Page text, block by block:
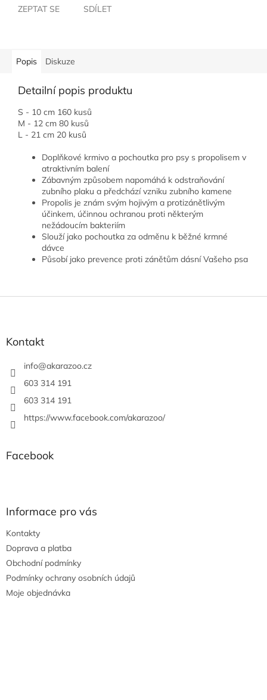
ZEPTAT SE SDÍLET
Popis Diskuze
Detailní popis produktu
S - 10 cm 160 kusů
M - 12 cm 80 kusů
L - 21 cm 20 kusů
Doplňkové krmivo a pochoutka pro psy s propolisem v
atraktivním balení
Zábavným způsobem napomáhá k odstraňování
zubního plaku a předchází vzniku zubního kamene
Propolis je znám svým hojivým a protizánětlivým
účinkem, účinnou ochranou proti některým
nežádoucím bakteriím
Slouží jako pochoutka za odměnu k běžné krmné
dávce
Působí jako prevence proti zánětům dásní Vašeho psa
Kontakt
info@akarazoo.cz
603 314 191
603 314 191
https://www.facebook.com/akarazoo/
Facebook
Informace pro vás
Kontakty
Doprava a platba
Obchodní podmínky
Podmínky ochrany osobních údajů
Moje objednávka